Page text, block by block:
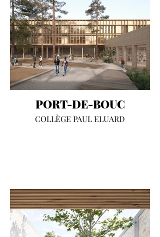
PORT-DE-BOUC
COLLÈGE PAUL ELUARD